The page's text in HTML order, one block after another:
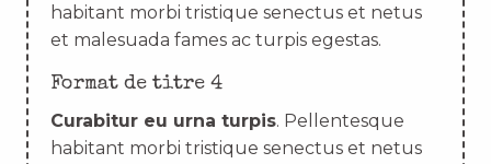
habitant morbi tristique senectus et netus
et malesuada fames ac turpis egestas.
Format de titre 4
Curabitur eu urna turpis. Pellentesque
habitant morbi tristique senectus et netus